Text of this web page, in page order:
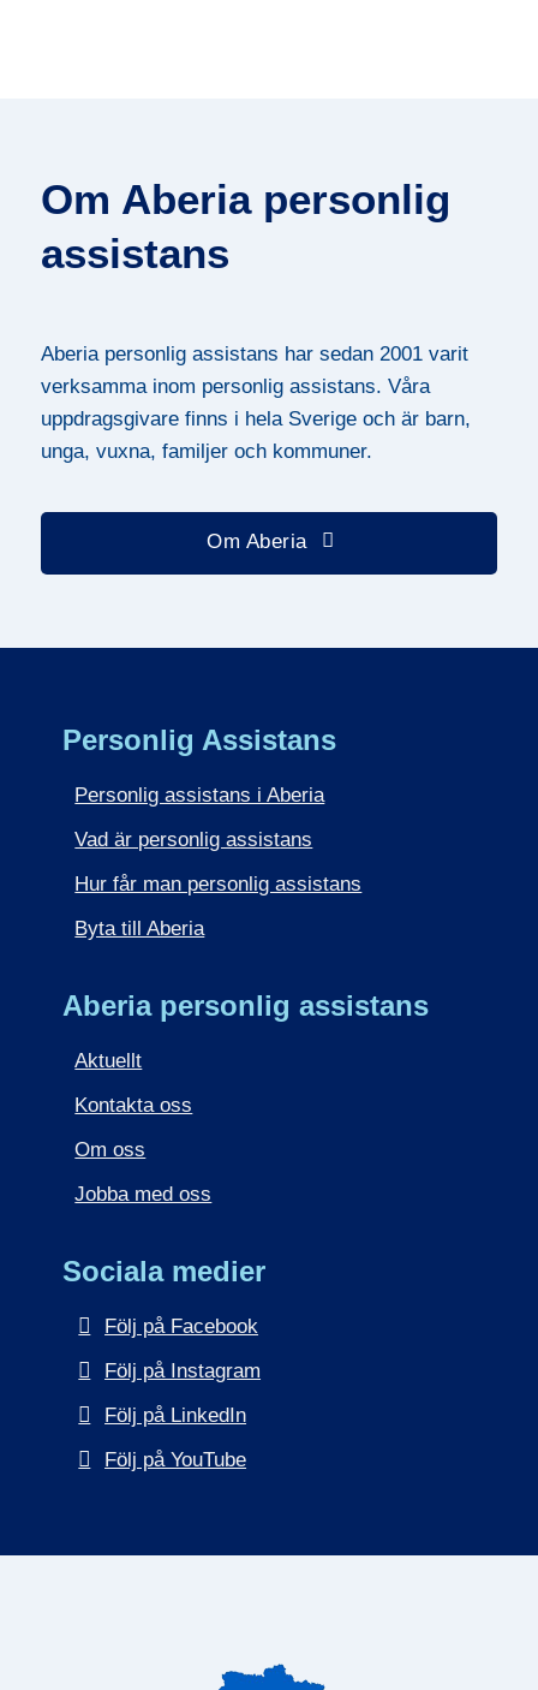
Om Aberia personlig
assistans
Aberia personlig assistans har sedan 2001 varit
verksamma inom personlig assistans. Våra
uppdragsgivare finns i hela Sverige och är barn,
unga, vuxna, familjer och kommuner.
Om Aberia
Personlig Assistans
Personlig assistans i Aberia
Vad är personlig assistans
Hur får man personlig assistans
Byta till Aberia
Aberia personlig assistans
Aktuellt
Kontakta oss
Om oss
Jobba med oss
Sociala medier
Följ på Facebook
Följ på Instagram
Följ på LinkedIn
Följ på YouTube